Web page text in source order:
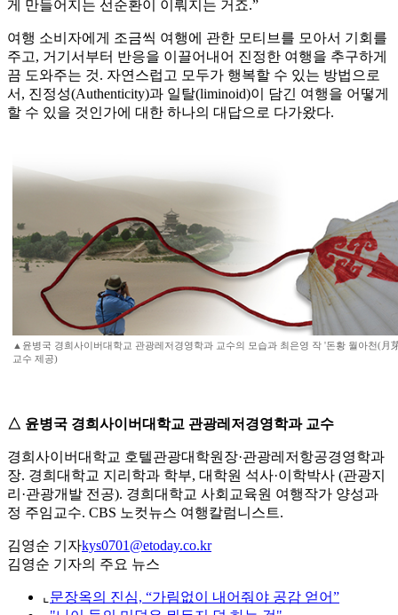
게 만들어지는 선순환이 이뤄지는 거죠.”
여행 소비자에게 조금씩 여행에 관한 모티브를 모아서 기회를
주고, 거기서부터 반응을 이끌어내어 진정한 여행을 추구하게
끔 도와주는 것. 자연스럽고 모두가 행복할 수 있는 방법으로
서, 진정성(Authenticity)과 일탈(liminoid)이 담긴 여행을 어떻게
할 수 있을 것인가에 대한 하나의 대답으로 다가왔다.
▲윤병국 경희사이버대학교 관광레저경영학과 교수의 모습과 최은영 작 '돈황 월아천(月
교수 제공)
△ 윤병국 경희사이버대학교 관광레저경영학과 교수
경희사이버대학교 호텔관광대학원장·관광레저항공경영학과
장. 경희대학교 지리학과 학부, 대학원 석사·이학박사 (관광지
리·관광개발 전공). 경희대학교 사회교육원 여행작가 양성과
정 주임교수. CBS 노컷뉴스 여행칼럼니스트.
김영순 기자kys0701@etoday.co.kr
김영순 기자의 주요 뉴스
⌞ 문장옥의 진심, “가림없이 내어줘야 공감 얻어”